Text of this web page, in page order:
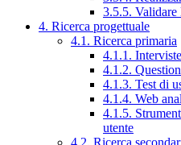
3.5.5. Validare
4. Ricerca progettuale
4.1. Ricerca primaria
4.1.1. Interviste
4.1.2.
4.1.3. Test di
4.1.4. Web
4.1.5.
utente
4.2. Ricerca